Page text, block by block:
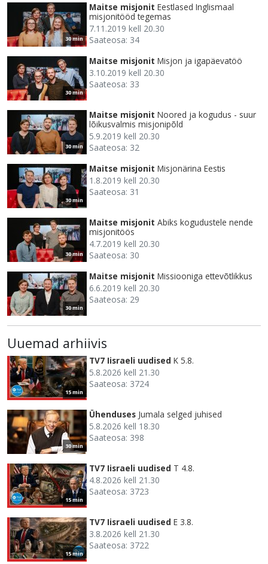
30 min
Maitse misjonit Eestlased Inglismaal
misjonitööd tegemas
7.11.2019 kell 20.30
Saateosa: 34
30 min
Maitse misjonit Misjon ja igapäevatöö
3.10.2019 kell 20.30
Saateosa: 33
30 min
Maitse misjonit Noored ja kogudus - suur
lõikusvalmis misjonipõld
5.9.2019 kell 20.30
Saateosa: 32
30 min
Maitse misjonit Misjonärina Eestis
1.8.2019 kell 20.30
Saateosa: 31
30 min
Maitse misjonit Abiks kogudustele nende
misjonitöös
4.7.2019 kell 20.30
Saateosa: 30
30 min
Maitse misjonit Missiooniga ettevõtlikkus
6.6.2019 kell 20.30
Saateosa: 29
Uuemad arhiivis
15 min
TV7 Iisraeli uudised K 5.8.
5.8.2026 kell 21.30
Saateosa: 3724
30 min
Ühenduses Jumala selged juhised
5.8.2026 kell 18.30
Saateosa: 398
15 min
TV7 Iisraeli uudised T 4.8.
4.8.2026 kell 21.30
Saateosa: 3723
15 min
TV7 Iisraeli uudised E 3.8.
3.8.2026 kell 21.30
Saateosa: 3722